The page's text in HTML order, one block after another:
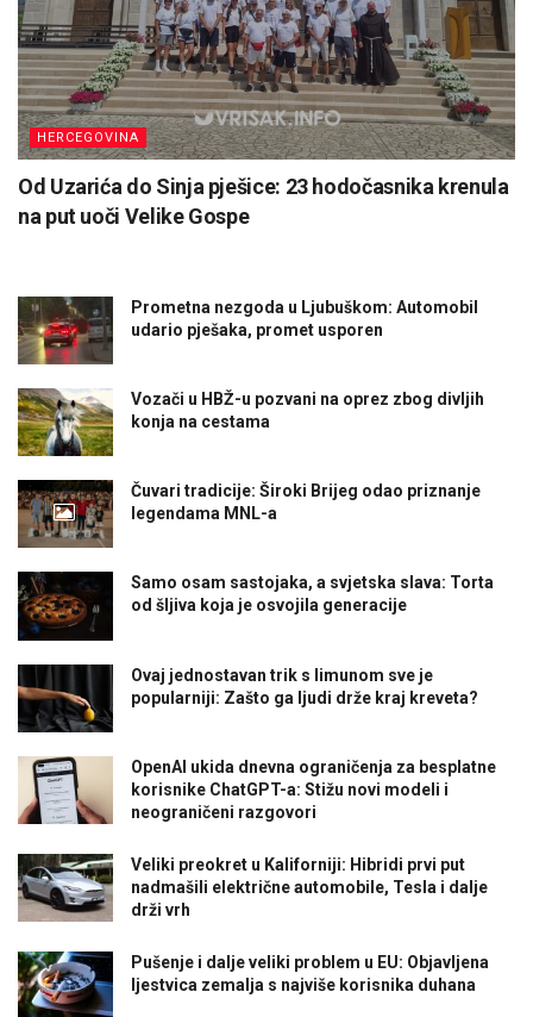
HERCEGOVINA
Od Uzarića do Sinja pješice: 23 hodočasnika krenula
na put uoči Velike Gospe
Prometna nezgoda u Ljubuškom: Automobil
udario pješaka, promet usporen
Vozači u HBŽ-u pozvani na oprez zbog divljih
konja na cestama
Čuvari tradicije: Široki Brijeg odao priznanje
legendama MNL-a
Samo osam sastojaka, a svjetska slava: Torta
od šljiva koja je osvojila generacije
Ovaj jednostavan trik s limunom sve je
popularniji: Zašto ga ljudi drže kraj kreveta?
OpenAI ukida dnevna ograničenja za besplatne
korisnike ChatGPT-a: Stižu novi modeli i
neograničeni razgovori
Veliki preokret u Kaliforniji: Hibridi prvi put
nadmašili električne automobile, Tesla i dalje
drži vrh
Pušenje i dalje veliki problem u EU: Objavljena
ljestvica zemalja s najviše korisnika duhana